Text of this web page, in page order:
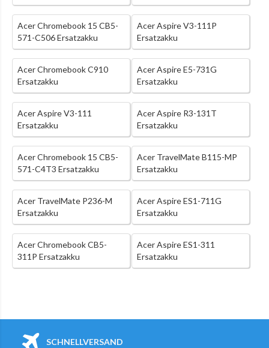
Acer Chromebook 15 CB5-
571-C506 Ersatzakku
Acer Aspire V3-111P
Ersatzakku
Acer Chromebook C910
Ersatzakku
Acer Aspire E5-731G
Ersatzakku
Acer Aspire V3-111
Ersatzakku
Acer Aspire R3-131T
Ersatzakku
Acer Chromebook 15 CB5-
571-C4T3 Ersatzakku
Acer TravelMate B115-MP
Ersatzakku
Acer TravelMate P236-M
Ersatzakku
Acer Aspire ES1-711G
Ersatzakku
Acer Chromebook CB5-
311P Ersatzakku
Acer Aspire ES1-311
Ersatzakku
SCHNELLVERSAND